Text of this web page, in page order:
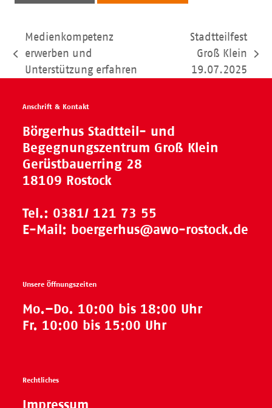
vorheriger
Beitrag:
Medienkompetenz
erwerben und
Unterstützung erfahren
Nächster
Beitrag:
Stadtteilfest
Groß Klein
19.07.2025
Anschrift & Kontakt
Börgerhus Stadtteil- und
Begegnungszentrum Groß Klein
Gerüstbauerring 28
18109 Rostock
Tel.: 0381/ 121 73 55
E-Mail: boergerhus@awo-rostock.de
Unsere Öffnungszeiten
Mo.–Do. 10:00 bis 18:00 Uhr
Fr. 10:00 bis 15:00 Uhr
Rechtliches
Impressum